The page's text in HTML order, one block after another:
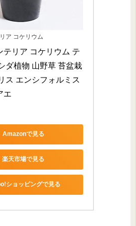
ア コケリウム
テリア コケリウム テ
ダ植物 山野草 苔盆栽
ス エンシフォルミス
エ
Amazonで見る
楽天市場で見る
ショッピングで見る